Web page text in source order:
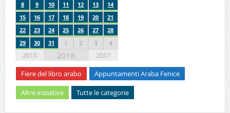
8
9 10 11 12 13
14
15
16 17 18 19 20
21
22
23 24 25 26 27
28
29
30 31 1 2 3 4
2015 2016
2017
Fiere del libro arabo
Appuntamenti Araba Fenice
Altre iniziative Tutte le categorie